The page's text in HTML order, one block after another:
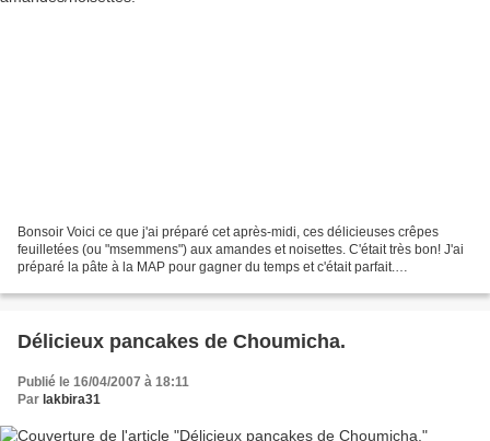
Bonsoir Voici ce que j'ai préparé cet après-midi, ces délicieuses crêpes
feuilletées (ou "msemmens") aux amandes et noisettes. C'était très bon! J'ai
préparé la pâte à la MAP pour gagner du temps et c'était parfait.
Délicieux pancakes de Choumicha.
Publié le 16/04/2007 à 18:11
Par lakbira31